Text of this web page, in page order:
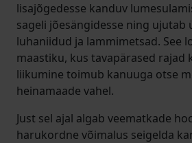
lisajõgedesse kanduv
sageli jõesängidesse ning ujutab
luhaniidud ja lammimetsad. See
maastiku, kus tavapärased rajad
liikumine toimub kanuuga otse
heinamaade vahel.
Just sel ajal algab veematkade
harukordne võimalus seigelda